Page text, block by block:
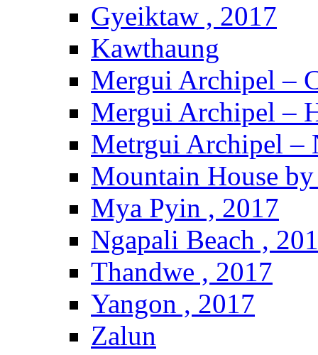
Gyeiktaw , 2017
Kawthaung
Mergui Archipel –
Mergui Archipel –
Metrgui Archipel –
Mountain House
Mya Pyin , 2017
Ngapali Beach ,
Thandwe , 2017
Yangon , 2017
Zalun